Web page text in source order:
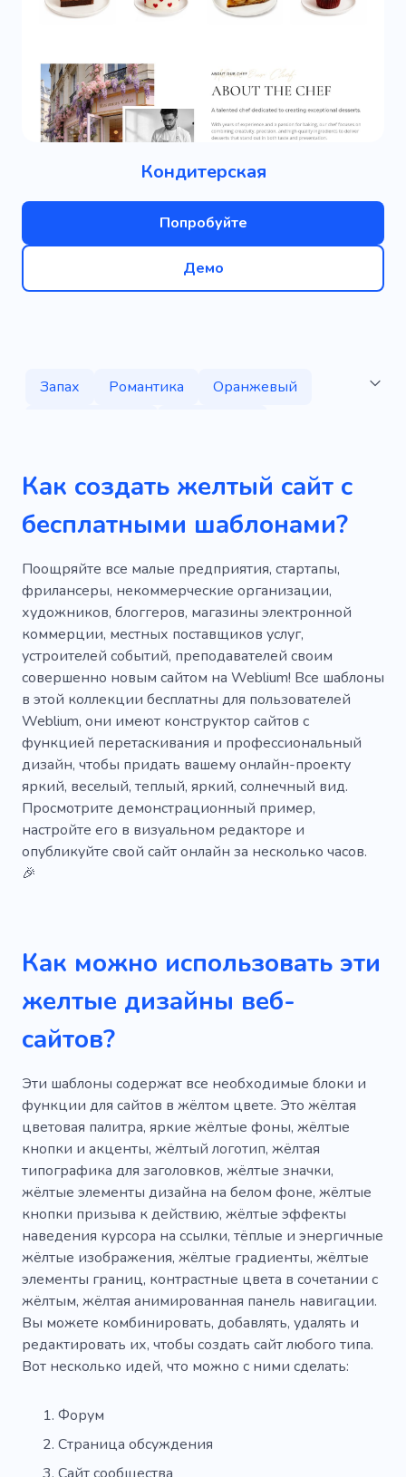
Кондитерская
Попробуйте
Демо
Запах Романтика
Оранжевый
Татуировка
Питание
Продукт
Кофе
Приготовление пищи
Удовольствие
Кафе
Выпечка
Ягода
Хлеб Углеводов
Сыр
Файлы cookie
Первые блюда
Мороженое
Молоко
Полосы
Чаепитие
Вегетарианское меню
Пекарня
Десерты
Горячие напитки
Кухонный гарнитур
Вкусовые сочетания
Компания
Красота
Украшение
Праздник
День рождения
Природа
Как создать желтый сайт с
бесплатными шаблонами?
Поощряйте все малые предприятия, стартапы,
фрилансеры, некоммерческие организации,
художников, блоггеров, магазины электронной
коммерции, местных поставщиков услуг,
устроителей событий, преподавателей своим
совершенно новым сайтом на Weblium! Все шаблоны
в этой коллекции бесплатны для пользователей
Weblium, они имеют конструктор сайтов с
функцией перетаскивания и профессиональный
дизайн, чтобы придать вашему онлайн-проекту
яркий, веселый, теплый, яркий, солнечный вид.
Просмотрите демонстрационный пример,
настройте его в визуальном редакторе и
опубликуйте свой сайт онлайн за несколько часов.
🎉
Как можно использовать эти
желтые дизайны веб-
сайтов?
Эти шаблоны содержат все необходимые блоки и
функции для сайтов в жёлтом цвете. Это жёлтая
цветовая палитра, яркие жёлтые фоны, жёлтые
кнопки и акценты, жёлтый логотип, жёлтая
типографика для заголовков, жёлтые значки,
жёлтые элементы дизайна на белом фоне, жёлтые
кнопки призыва к действию, жёлтые эффекты
наведения курсора на ссылки, тёплые и энергичные
жёлтые изображения, жёлтые градиенты, жёлтые
элементы границ, контрастные цвета в сочетании с
жёлтым, жёлтая анимированная панель навигации.
Вы можете комбинировать, добавлять, удалять и
редактировать их, чтобы создать сайт любого типа.
Вот несколько идей, что можно с ними сделать:
Форум
Страница обсуждения